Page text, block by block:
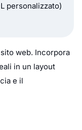
personalizzato)
web. Incorpora
in un layout
e il